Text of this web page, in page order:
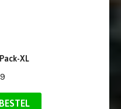
XL